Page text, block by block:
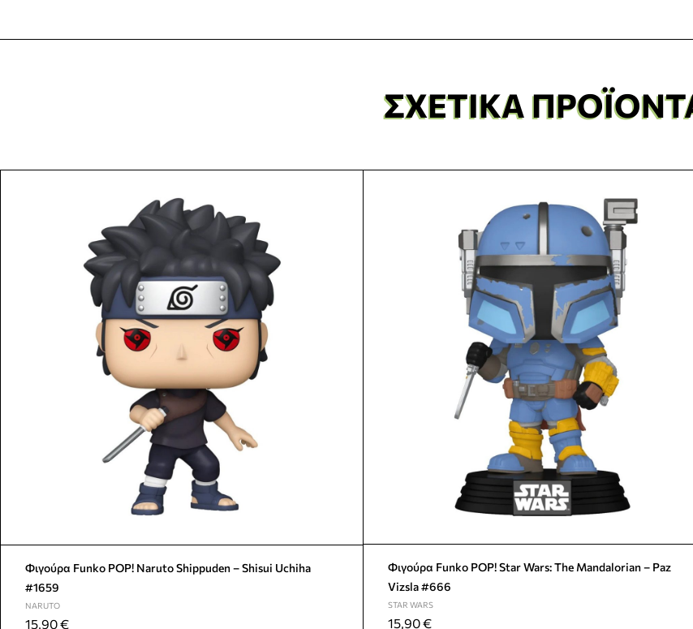
ΣΧΕΤΙΚΆ
Φιγούρα Funko POP! Naruto Shippuden – Shisui Uchiha
#1659
NARUTO
15,90€
Φιγούρα Funko POP! Star Wars: The Mandalorian – Paz
Vizsla #666
STAR WARS
15,90€